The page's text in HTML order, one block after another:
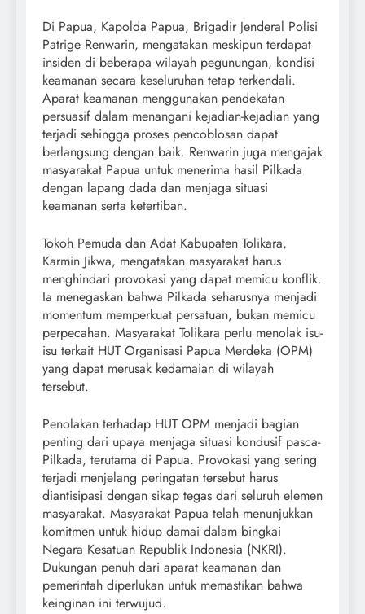
Di Papua, Kapolda Papua, Brigadir Jenderal Polisi
Patrige Renwarin, mengatakan meskipun terdapat
insiden di beberapa wilayah pegunungan, kondisi
keamanan secara keseluruhan tetap terkendali.
Aparat keamanan menggunakan pendekatan
persuasif dalam menangani kejadian-kejadian yang
terjadi sehingga proses pencoblosan dapat
berlangsung dengan baik. Renwarin juga mengajak
masyarakat Papua untuk menerima hasil Pilkada
dengan lapang dada dan menjaga situasi
keamanan serta ketertiban.
Tokoh Pemuda dan Adat Kabupaten Tolikara,
Karmin Jikwa, mengatakan masyarakat harus
menghindari provokasi yang dapat memicu konflik.
Ia menegaskan bahwa Pilkada seharusnya menjadi
momentum memperkuat persatuan, bukan memicu
perpecahan. Masyarakat Tolikara perlu menolak isu-
isu terkait HUT Organisasi Papua Merdeka (OPM)
yang dapat merusak kedamaian di wilayah
tersebut.
Penolakan terhadap HUT OPM menjadi bagian
penting dari upaya menjaga situasi kondusif pasca-
Pilkada, terutama di Papua. Provokasi yang sering
terjadi menjelang peringatan tersebut harus
diantisipasi dengan sikap tegas dari seluruh elemen
masyarakat. Masyarakat Papua telah menunjukkan
komitmen untuk hidup damai dalam bingkai
Negara Kesatuan Republik Indonesia (NKRI).
Dukungan penuh dari aparat keamanan dan
pemerintah diperlukan untuk memastikan bahwa
keinginan ini terwujud.